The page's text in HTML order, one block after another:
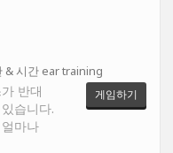
& 시간 ear training
반대
습니다.
마나
게임하기